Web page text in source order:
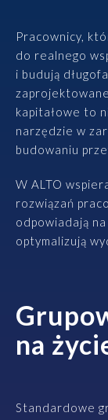
Pracownicy,
do realnego
i budują
kapitałowe to
narzędzie w
budowaniu
W ALTO
rozwiązań
odpowiadają
optymalizują
na
Standardowe